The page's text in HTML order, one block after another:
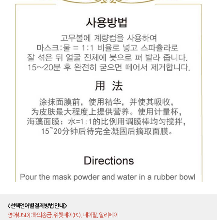
<선택언어별 결제방법 안내>
영어(USD) : 해외송금, 위챗페이(PC), 페이팔, 알리페이